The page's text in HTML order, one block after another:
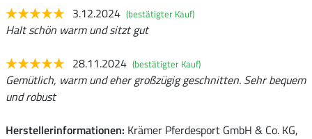
3.12.2024 (bestätigter Kauf)
Halt schön warm und sitzt gut
28.11.2024 (bestätigter Kauf)
Gemütlich, warm und eher großzügig geschnitten. Sehr bequem
und robust
Herstellerinformationen: Krämer Pferdesport GmbH & Co. KG,